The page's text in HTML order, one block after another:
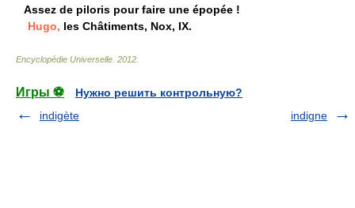
Assez de piloris pour faire une épopée !
Hugo, les Châtiments, Nox, IX.
Encyclopédie Universelle 2012
Игры ⚽
Нужно решить контрольную?
indigète
indigne